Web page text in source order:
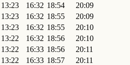
13:23 16:32 18:54
20:09
13:23 16:32 18:55
20:09
13:23 16:32 18:55
20:10
13:22 16:32 18:56
20:10
13:22 16:33 18:56
20:11
13:22 16:33 18:57
20:11